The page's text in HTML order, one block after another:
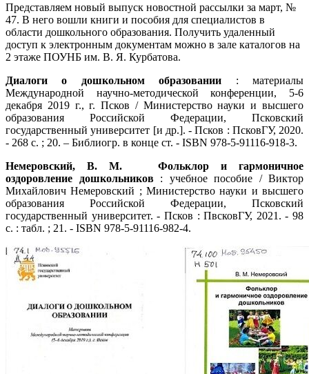
Представляем новый выпуск новостной рассылки за март, №
47. В него вошли книги и пособия для специалистов в
области дошкольного образования. Получить удаленный
доступ к электронным документам можно в зале каталогов на
2 этаже ПОУНБ им. В. Я. Курбатова.
Диалоги о дошкольном образовании : материалы
Международной научно-методической конференции, 5-6
декабря 2019 г., г. Псков / Министерство науки и высшего
образования Российской Федерации, Псковский
государственный университет [и др.]. - Псков : ПсковГУ, 2020.
- 268 с. ; 20. – Библиогр. в конце ст. - ISBN 978-5-91116-918-3.
Немеровский, В. М. Фольклор и гармоничное
оздоровление дошкольников: учебное пособие / Виктор
Михайлович Немеровский ; Министерство науки и высшего
образования Российской Федерации, Псковский
государственный университет. - Псков : ПвсковГУ, 2021. - 98
с. : табл. ; 21. - ISBN 978-5-91116-982-4.